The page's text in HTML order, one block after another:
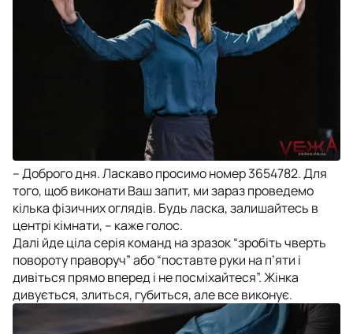
– Доброго дня. Ласкаво просимо номер 3654782. Для
того, щоб виконати Ваш запит, ми зараз проведемо
кілька фізичних оглядів. Будь ласка, залишайтесь в
центрі кімнати, – каже голос.
Далі йде ціла серія команд на зразок “зробіть чверть
повороту праворуч” або “поставте руки на п’яти і
дивіться прямо вперед і не посміхайтеся”. Жінка
дивується, злиться, губиться, але все виконує.